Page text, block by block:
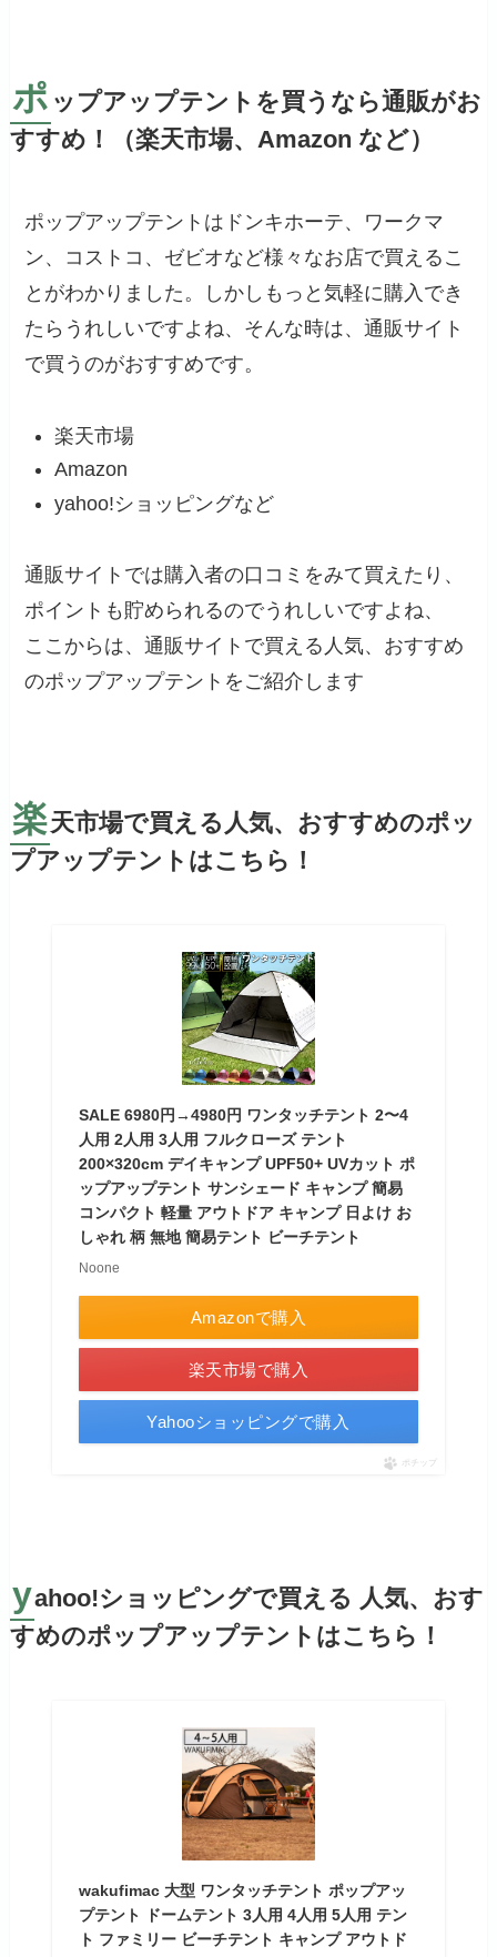
ポ ップアップテントを買うなら通販がお
すすめ！（楽天市場、Amazon など）
ポップアップテントはドンキホーテ、ワークマ
ン、コストコ、ゼビオなど様々なお店で買えるこ
とがわかりました。しかしもっと気軽に購入でき
たらうれしいですよね、そんな時は、通販サイト
で買うのがおすすめです。
楽天市場
Amazon
yahoo!ショッピングなど
通販サイトでは購入者の口コミをみて買えたり、
ポイントも貯められるのでうれしいですよね、
ここからは、通販サイトで買える人気、おすすめ
のポップアップテントをご紹介します
楽天市場で買える人気、おすすめのポッ
プアップテントはこちら！
SALE 6980円→4980円 ワンタッチテント 2〜4
人用 2人用 3人用 フルクローズ テント
200×320cm デイキャンプ UPF50+ UVカット ポ
ップアップテント サンシェード キャンプ 簡易
コンパクト 軽量 アウトドア キャンプ 日よけ お
しゃれ 柄 無地 簡易テント ビーチテント
Noone
Amazonで購入
楽天市場で購入
Yahooショッピングで購入
ポチップ
yahoo!ショッピングで買える 人気、おす
すめのポップアップテントはこちら！
wakufimac 大型 ワンタッチテント ポップアッ
プテント ドームテント 3人用 4人用 5人用 テン
ト ファミリー ビーチテント キャンプ アウトド